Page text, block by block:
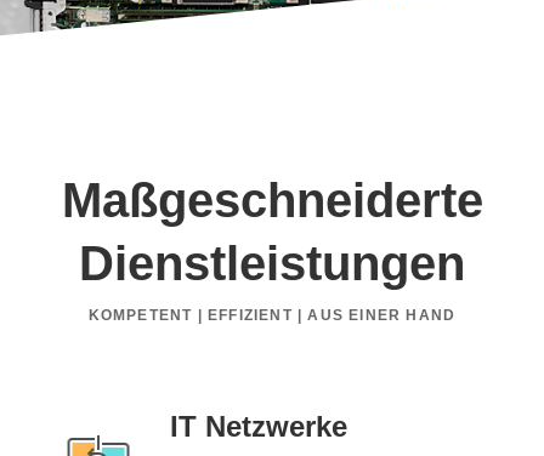
Maßgeschneiderte
Dienstleistungen
KOMPETENT | EFFIZIENT | AUS EINER HAND
IT Netzwerke